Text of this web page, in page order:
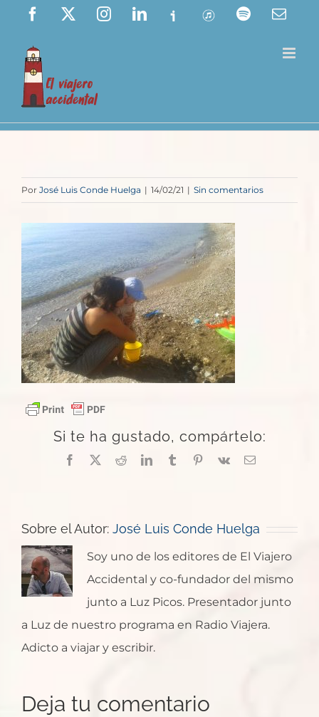
Saltar
contenido
Facebook InstagramLinkedIn
Ivoox ITunes Spotify
Por José Luis Conde Huelga | 14/02/21 | Sin comentarios
Si te ha gustado, compártelo:
Facebook
X RedditLinkedInTumblrPinterest
Vk
Correo
Sobre el Autor: José Luis Conde Huelga
Soy uno de los editores de El Viajero
Accidental y co-fundador del mismo
junto a Luz Picos. Presentador junto
a Luz de nuestro programa en Radio Viajera.
Adicto a viajar y escribir.
Deja tu comentario